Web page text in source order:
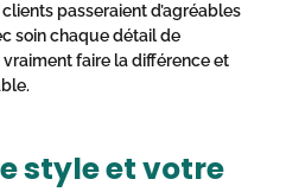
passeraient d’agréables
soin chaque détail de
faire la différence et
style et votre